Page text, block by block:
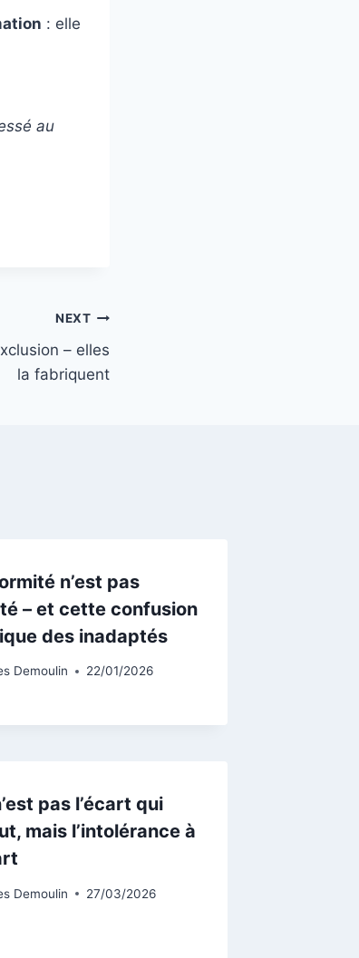
: elle
au
NEXT
– elles
la fabriquent
n’est pas
– et cette confusion
des inadaptés
Demoulin 22/01/2026
pas l’écart qui
mais l’intolérance à
Demoulin 27/03/2026